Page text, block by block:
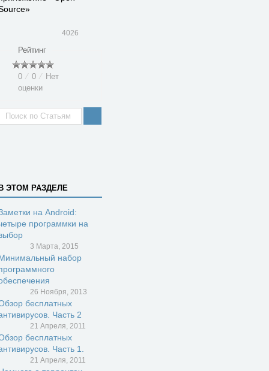
4026
Рейтинг
0 ⁄ 0 ⁄ Нет
оценки
ЭТОМ РАЗДЕЛЕ
на Android:
программки на
3 Марта, 2015
набор
26 Ноября, 2013
бесплатных
Часть 2
21 Апреля, 2011
бесплатных
Часть 1.
21 Апреля, 2011